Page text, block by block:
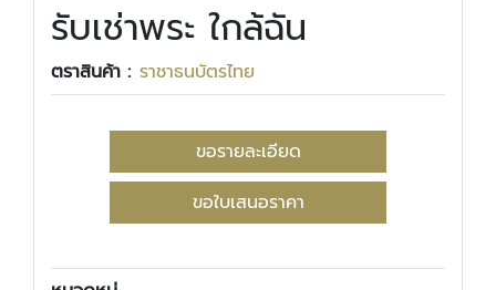
รับเช่าพระ ใกล้ฉัน
ตราสินค้า : ราชาธนบัตรไทย
ขอรายละเอียด
ขอใบเสนอราคา